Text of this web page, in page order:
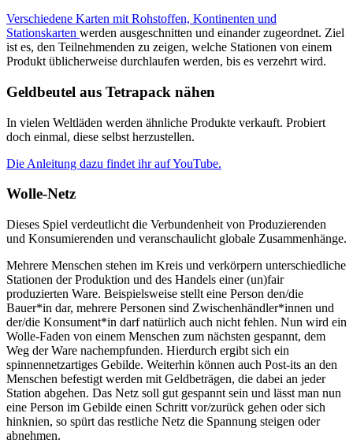
Verschiedene Karten mit Rohstoffen, Kontinenten und
Stationskarten werden ausgeschnitten und einander zugeordnet. Ziel
ist es, den Teilnehmenden zu zeigen, welche Stationen von einem
Produkt üblicherweise durchlaufen werden, bis es verzehrt wird.
Geldbeutel aus Tetrapack nähen
In vielen Weltläden werden ähnliche Produkte verkauft. Probiert
doch einmal, diese selbst herzustellen.
Die Anleitung dazu findet ihr auf YouTube.
Wolle-Netz
Dieses Spiel verdeutlicht die Verbundenheit von Produzierenden
und Konsumierenden und veranschaulicht globale Zusammenhänge.
Mehrere Menschen stehen im Kreis und verkörpern unterschiedliche
Stationen der Produktion und des Handels einer (un)fair
produzierten Ware. Beispielsweise stellt eine Person den/die
Bauer*in dar, mehrere Personen sind Zwischenhändler*innen und
der/die Konsument*in darf natürlich auch nicht fehlen. Nun wird ein
Wolle-Faden von einem Menschen zum nächsten gespannt, dem
Weg der Ware nachempfunden. Hierdurch ergibt sich ein
spinnennetzartiges Gebilde. Weiterhin können auch Post-its an den
Menschen befestigt werden mit Geldbeträgen, die dabei an jeder
Station abgehen. Das Netz soll gut gespannt sein und lässt man nun
eine Person im Gebilde einen Schritt vor/zurück gehen oder sich
hinknien, so spürt das restliche Netz die Spannung steigen oder
abnehmen.